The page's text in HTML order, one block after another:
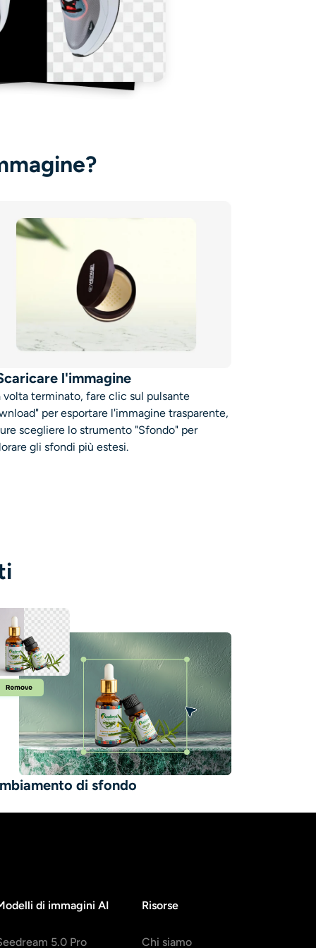
l'immagine
volta terminato, fare clic sul pulsante
per esportare l'immagine trasparente,
scegliere lo strumento "Sfondo" per
gli sfondi più estesi.
di sfondo
di immagini AI
5.0 Pro
Risorse
Chi siamo